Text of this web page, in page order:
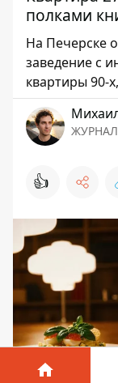
полками
На Печерске
заведение с
квартиры 90-
👍